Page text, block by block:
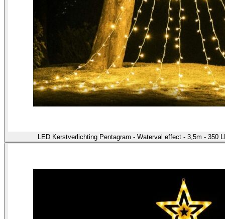
LED Kerstverlichting Pentagram - Waterval effect - 3,5m - 350